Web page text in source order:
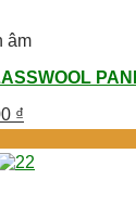
âm
₫.
₫
hiện
tại
là: